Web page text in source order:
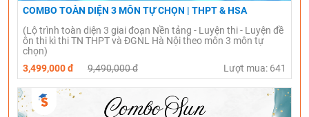
COMBO TOÀN DIỆN 3 MÔN TỰ CHỌN | THPT & HSA
(Lộ trình toàn diện 3 giai đoạn Nền tảng - Luyện thi - Luyện đề
ôn thi kì thi TN THPT và ĐGNL Hà Nội theo môn 3 môn tự
chọn)
3,499,000 đ
9,490,000 đ Lượt mua: 641